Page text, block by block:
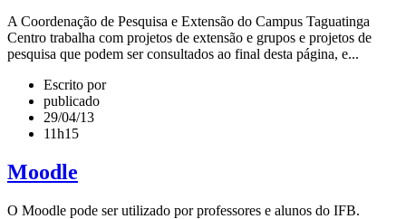
A Coordenação de Pesquisa e Extensão do Campus Taguatinga
Centro trabalha com projetos de extensão e grupos e projetos de
pesquisa que podem ser consultados ao final desta página, e...
Escrito por
publicado
29/04/13
11h15
Moodle
O Moodle pode ser utilizado por professores e alunos do IFB.